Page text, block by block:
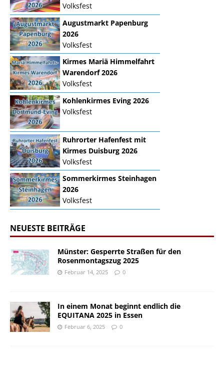
Volksfest
Augustmarkt Papenburg
2026
Volksfest
Kirmes Mariä Himmelfahrt
Warendorf 2026
Volksfest
Kohlenkirmes Eving 2026
Volksfest
Ruhrorter Hafenfest mit
Kirmes Duisburg 2026
Volksfest
Sommerkirmes Steinhagen
2026
Volksfest
NEUESTE BEITRÄGE
Münster: Gesperrte Straßen für den
Rosenmontagszug 2025
Februar 14, 2025 0
In einem Monat beginnt endlich die
EQUITANA 2025 in Essen
Februar 6, 2025 0